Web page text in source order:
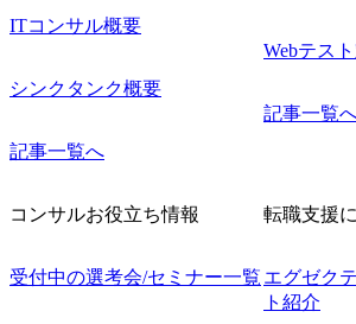
ITコンサル概要
シンクタンク概要
記事一覧へ
Webテス
記事一覧
コンサルお役立ち情報
受付中の選考会/セミナー一覧
転職支援
エグゼク
ト紹介